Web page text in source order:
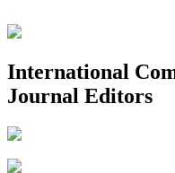
International
Journal Editors